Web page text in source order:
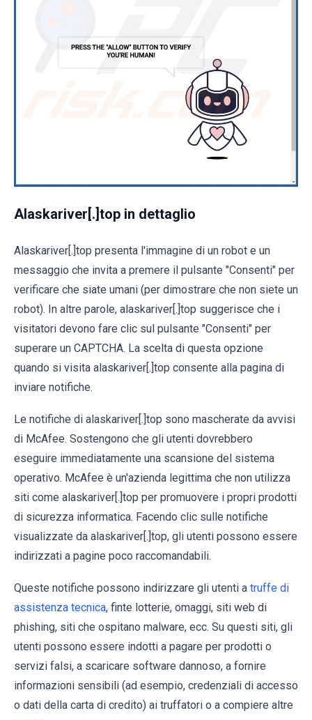
Alaskariver[.]top in dettaglio
Alaskariver[.]top presenta l'immagine di un robot e un
messaggio che invita a premere il pulsante "Consenti" per
verificare che siate umani (per dimostrare che non siete un
robot). In altre parole, alaskariver[.]top suggerisce che i
visitatori devono fare clic sul pulsante "Consenti" per
superare un CAPTCHA. La scelta di questa opzione
quando si visita alaskariver[.]top consente alla pagina di
inviare notifiche.
Le notifiche di alaskariver[.]top sono mascherate da avvisi
di McAfee. Sostengono che gli utenti dovrebbero
eseguire immediatamente una scansione del sistema
operativo. McAfee è un'azienda legittima che non utilizza
siti come alaskariver[.]top per promuovere i propri prodotti
di sicurezza informatica. Facendo clic sulle notifiche
visualizzate da alaskariver[.]top, gli utenti possono essere
indirizzati a pagine poco raccomandabili.
Queste notifiche possono indirizzare gli utenti a truffe di
assistenza tecnica, finte lotterie, omaggi, siti web di
phishing, siti che ospitano malware, ecc. Su questi siti, gli
utenti possono essere indotti a pagare per prodotti o
servizi falsi, a scaricare software dannoso, a fornire
informazioni sensibili (ad esempio, credenziali di accesso
o dati della carta di credito) ai truffatori o a compiere altre